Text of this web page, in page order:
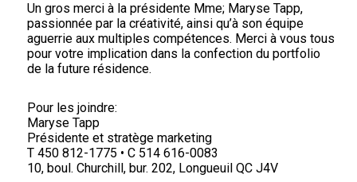
Un gros merci à la présidente Mme; Maryse Tapp,
passionnée par la créativité, ainsi qu’à son équipe
aguerrie aux multiples compétences. Merci à vous tous
pour votre implication dans la confection du portfolio
de la future résidence.
Pour les joindre:
Maryse Tapp
Présidente et stratège marketing
T 450 812-1775 • C 514 616-0083
10, boul. Churchill, bur. 202, Longueuil QC J4V